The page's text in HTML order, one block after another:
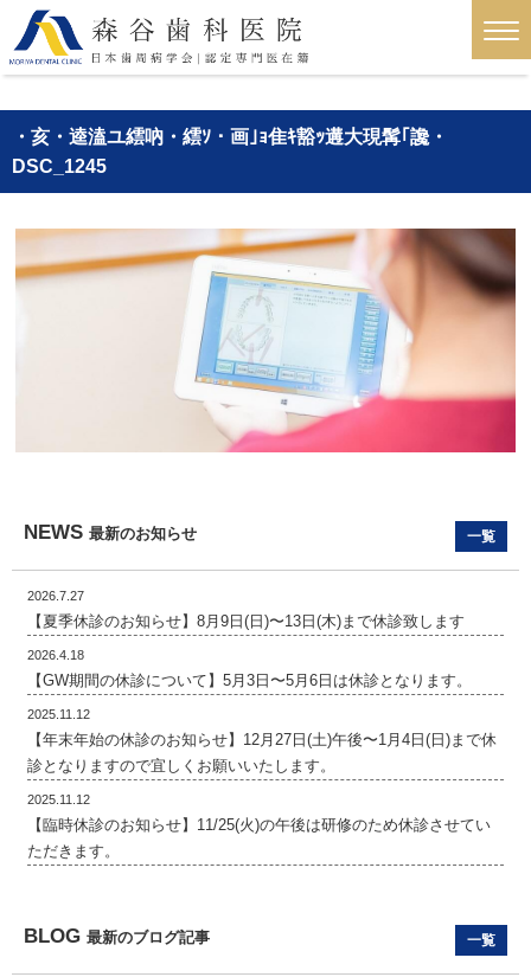
・亥・逵溘ユ繧吶・繧ｿ・画｣ｮ隹ｷ豁ｯ遘大現髯｢讒・
DSC_1245
NEWS 最新のお知らせ 一覧
2026.7.27
【夏季休診のお知らせ】8月9日(日)〜13日(木)まで休診致します
2026.4.18
【GW期間の休診について】5月3日〜5月6日は休診となります。
2025.11.12
【年末年始の休診のお知らせ】12月27日(土)午後〜1月4日(日)まで休
診となりますので宜しくお願いいたします。
2025.11.12
【臨時休診のお知らせ】11/25(火)の午後は研修のため休診させてい
ただきます。
BLOG 最新のブログ記事 一覧